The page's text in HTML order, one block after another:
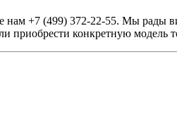
нам +7 (499) 372-22-55. Мы рады
приобрести конкретную модель